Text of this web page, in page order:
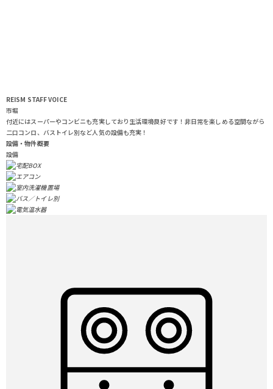
REISM STAFFVOICE
市堀
付近にはスーパーやコンビニも充実しており生活環境良好です！非日常を楽しめる空間ながら
二口コンロ、バストイレ別など人気の設備も充実！
設備・物件概要
設備